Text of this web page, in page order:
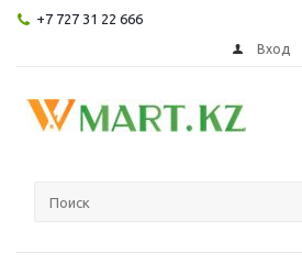
+7 727 31 22 666
Вход